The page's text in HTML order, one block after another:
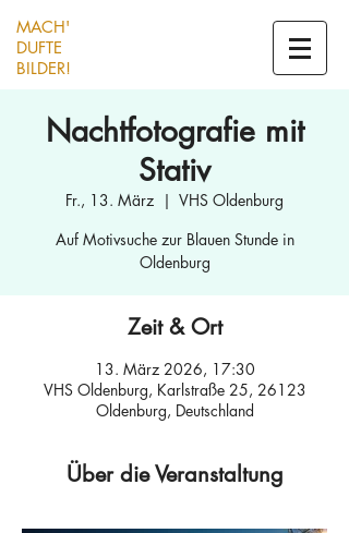
MACH'
DUFTE
BILDER!
Nachtfotografie mit
Stativ
Fr., 13. März
  |
VHS Oldenburg
Auf Motivsuche zur Blauen Stunde in
Oldenburg
Zeit & Ort
13. März 2026, 17:30
VHS Oldenburg, Karlstraße 25, 26123
Oldenburg, Deutschland
Über die Veranstaltung